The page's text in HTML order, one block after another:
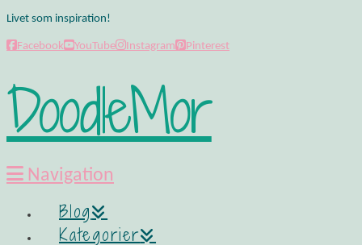
Livet som inspiration!
Facebook YouTube Instagram Pinterest
DoodleMor
Navigation
Blog
Kategorier